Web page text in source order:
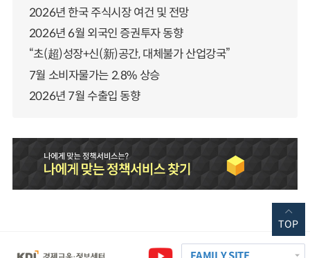
2026년 한국 주식시장 여건 및 전망
2026년 6월 외국인 증권투자 동향
“초(超)성장+신(新)공간, 대체불가 산업강국”
7월 소비자물가는 2.8% 상승
2026년 7월 수출입 동향
TOP